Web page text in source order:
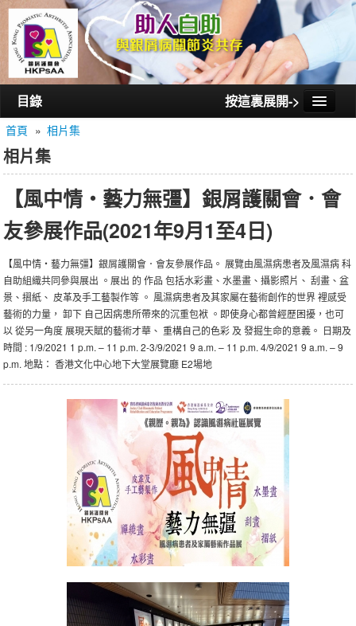
目錄 按這裏展開->
首頁
認識銀屑護關會
認識銀屑關節炎
活動/講座
會員通訊
相片集
聯絡我們
首頁 » 相片集
相片集
【風中情‧藝力無彊】銀屑護關會．會
友參展作品(2021年9月1至4日)
【風中情‧藝力無彊】銀屑護關會．會友參展作品。 展覽由風濕病患者及風濕病 科
自助組織共同參與展出 。展出 的 作品 包括水彩畫、水墨畫、攝影照片、 刮畫、盆
景、摺紙、 皮革及手工藝製作等 。 風濕病患者及其家屬在藝術創作的世界 裡感受
藝術的力量， 卸下 自己因病患所帶來的沉重包袱 。即使身心都曾經歷困擾，也可
以 從另一角度 展現天賦的藝術才華、 重構自己的色彩 及 發掘生命的意義。 日期及
時間 : 1/9/2021 1 p.m. – 11 p.m. 2-3/9/2021 9 a.m. – 11 p.m. 4/9/2021 9 a.m. – 9
p.m. 地點： 香港文化中心地下大堂展覽廳 E2場地